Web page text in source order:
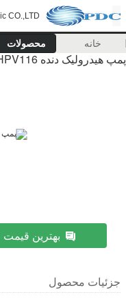
CO.,LTD
خانه محصولات
پمپ هیدرولیک دنده HPV116
بهترین قیمت
جزئیات محصول